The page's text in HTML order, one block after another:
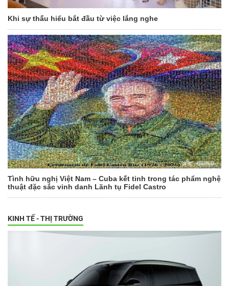
Khi sự thấu hiểu bắt đầu từ việc lắng nghe
Tình hữu nghị Việt Nam – Cuba kết tinh trong tác phẩm nghệ
thuật đặc sắc vinh danh Lãnh tụ Fidel Castro
KINH TẾ - THỊ TRƯỜNG